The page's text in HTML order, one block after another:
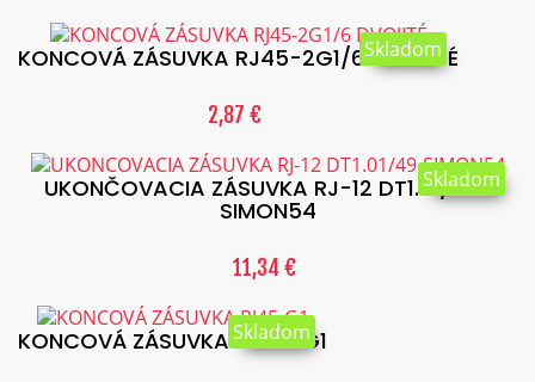
KONCOVÁ ZÁSUVKA RJ45-2G1/6 DVOJITÉ
2,87 €
Skladom
UKONČOVACIA ZÁSUVKA RJ-12 DT1.01/49-
SIMON54
11,34 €
Skladom
KONCOVÁ ZÁSUVKA RJ45-G1
Skladom